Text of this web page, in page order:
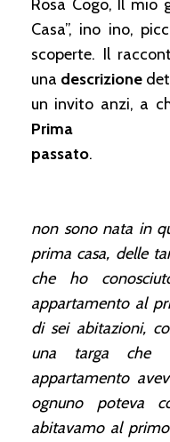
Rosa Cogo, Il mio
Casa”, ino ino,
scoperte. Il
una descrizione
un invito anzi, a
Prima
passato
non sono nata in
prima casa, delle
che ho
appartamento al
di sei abitazioni,
una targa che
appartamento
ognuno poteva
abitavamo al